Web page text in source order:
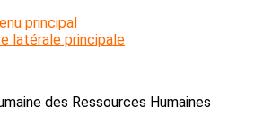
principal
latérale principale
des Ressources Humaines